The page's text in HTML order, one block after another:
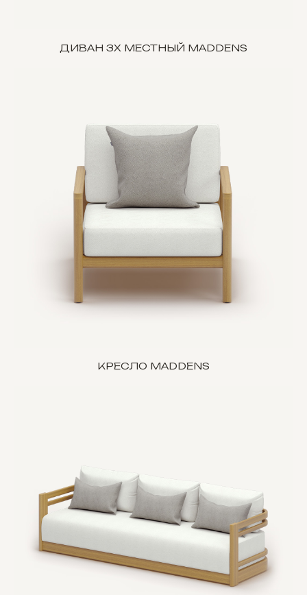
ДИВАН 3Х МЕСТНЫЙ MADDENS
КРЕСЛО MADDENS